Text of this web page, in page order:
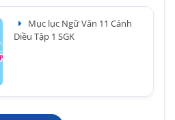
Mục lục Ngữ Văn 11 Cánh
Diều Tập 1 SGK